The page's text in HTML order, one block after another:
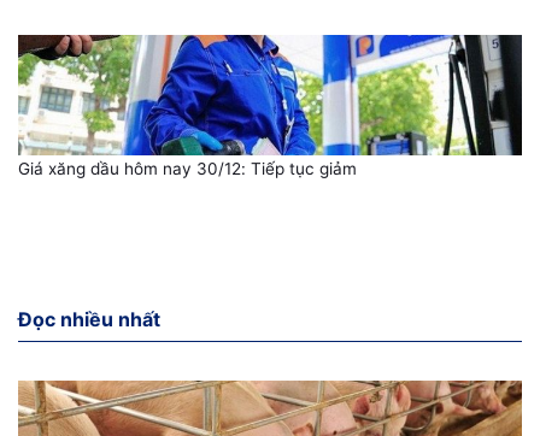
Giá xăng dầu hôm nay 30/12: Tiếp tục giảm
Đọc nhiều nhất